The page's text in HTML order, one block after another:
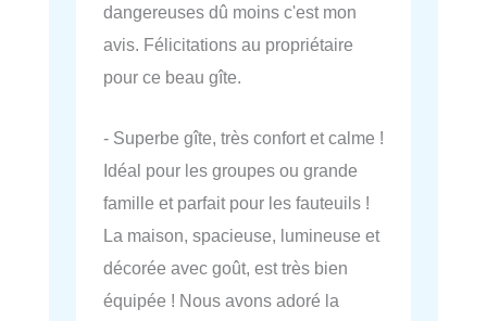
dangereuses dû moins c'est mon
avis. Félicitations au propriétaire
pour ce beau gîte.
- Superbe gîte, très confort et calme !
Idéal pour les groupes ou grande
famille et parfait pour les fauteuils !
La maison, spacieuse, lumineuse et
décorée avec goût, est très bien
équipée ! Nous avons adoré la